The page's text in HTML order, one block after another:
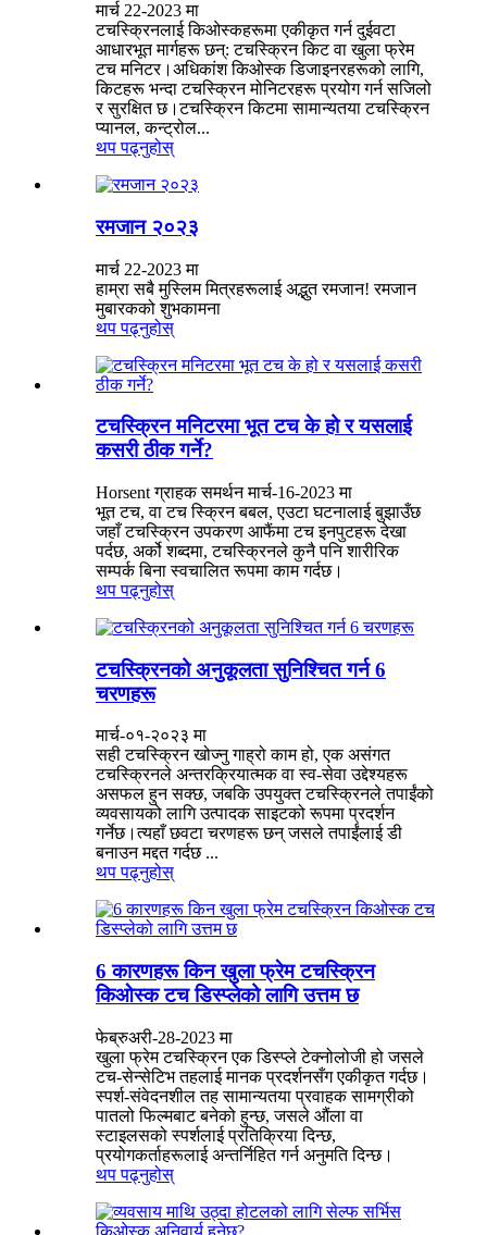
मार्च 22-2023 मा
टचस्क्रिनलाई किओस्कहरूमा एकीकृत गर्न दुईवटा
आधारभूत मार्गहरू छन्: टचस्क्रिन किट वा खुला फ्रेम
टच मनिटर।अधिकांश किओस्क डिजाइनरहरूको लागि,
किटहरू भन्दा टचस्क्रिन मोनिटरहरू प्रयोग गर्न सजिलो
र सुरक्षित छ।टचस्क्रिन किटमा सामान्यतया टचस्क्रिन
प्यानल, कन्ट्रोल...
थप पढ्नुहोस्
रमजान २०२३
मार्च 22-2023 मा
हाम्रा सबै मुस्लिम मित्रहरूलाई अद्भुत रमजान! रमजान
मुबारकको शुभकामना
थप पढ्नुहोस्
टचस्क्रिन मनिटरमा भूत टच के हो र यसलाई
कसरी ठीक गर्ने?
Horsent ग्राहक समर्थन मार्च-16-2023 मा
भूत टच, वा टच स्क्रिन बबल, एउटा घटनालाई बुझाउँछ
जहाँ टचस्क्रिन उपकरण आफैंमा टच इनपुटहरू देखा
पर्दछ, अर्को शब्दमा, टचस्क्रिनले कुनै पनि शारीरिक
सम्पर्क बिना स्वचालित रूपमा काम गर्दछ।
थप पढ्नुहोस्
टचस्क्रिनको अनुकूलता सुनिश्चित गर्न 6
चरणहरू
मार्च-०१-२०२३ मा
सही टचस्क्रिन खोज्नु गाह्रो काम हो, एक असंगत
टचस्क्रिनले अन्तरक्रियात्मक वा स्व-सेवा उद्देश्यहरू
असफल हुन सक्छ, जबकि उपयुक्त टचस्क्रिनले तपाईंको
व्यवसायको लागि उत्पादक साइटको रूपमा प्रदर्शन
गर्नेछ।त्यहाँ छवटा चरणहरू छन् जसले तपाईंलाई डी
बनाउन मद्दत गर्दछ ...
थप पढ्नुहोस्
6 कारणहरू किन खुला फ्रेम टचस्क्रिन
किओस्क टच डिस्प्लेको लागि उत्तम छ
फेब्रुअरी-28-2023 मा
खुला फ्रेम टचस्क्रिन एक डिस्प्ले टेक्नोलोजी हो जसले
टच-सेन्सेटिभ तहलाई मानक प्रदर्शनसँग एकीकृत गर्दछ।
स्पर्श-संवेदनशील तह सामान्यतया प्रवाहक सामग्रीको
पातलो फिल्मबाट बनेको हुन्छ, जसले औंला वा
स्टाइलसको स्पर्शलाई प्रतिक्रिया दिन्छ,
प्रयोगकर्ताहरूलाई अन्तर्निहित गर्न अनुमति दिन्छ।
थप पढ्नुहोस्